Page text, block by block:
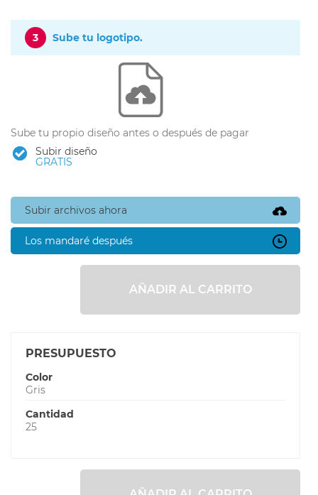
3 Sube tu logotipo.
Sube tu propio diseño antes o después de pagar
Subir diseño
GRATIS
Subir archivos ahora
Los mandaré después
AÑADIR AL CARRITO
PRESUPUESTO
Color
Gris
Cantidad
25